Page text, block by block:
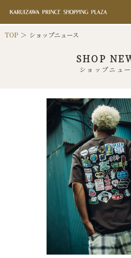
TOP ショップニュース
SHOP
ショップニュ